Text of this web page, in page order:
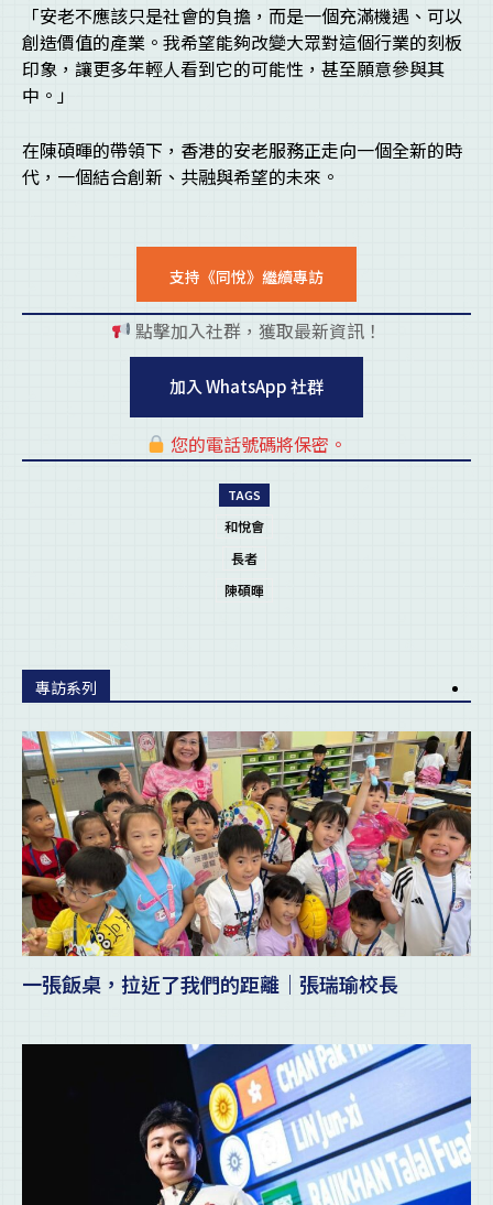
「安老不應該只是社會的負擔，而是一個充滿機遇、可以
創造價值的產業。我希望能夠改變大眾對這個行業的刻板
印象，讓更多年輕人看到它的可能性，甚至願意參與其
中。」
在陳碩暉的帶領下，香港的安老服務正走向一個全新的時
代，一個結合創新、共融與希望的未來。
支持《同悅》繼續專訪
點擊加入社群，獲取最新資訊！
加入 WhatsApp 社群
您的電話號碼將保密。
TAGS
和悅會
長者
陳碩暉
專訪系列
一張飯桌，拉近了我們的距離｜張瑞瑜校長